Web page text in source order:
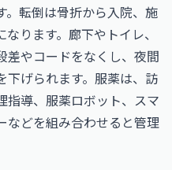
。転倒は骨折から入院、施
ります。廊下やトイレ、
差やコードをなくし、夜間
下げられます。服薬は、訪
指導、服薬ロボット、スマ
などを組み合わせると管理